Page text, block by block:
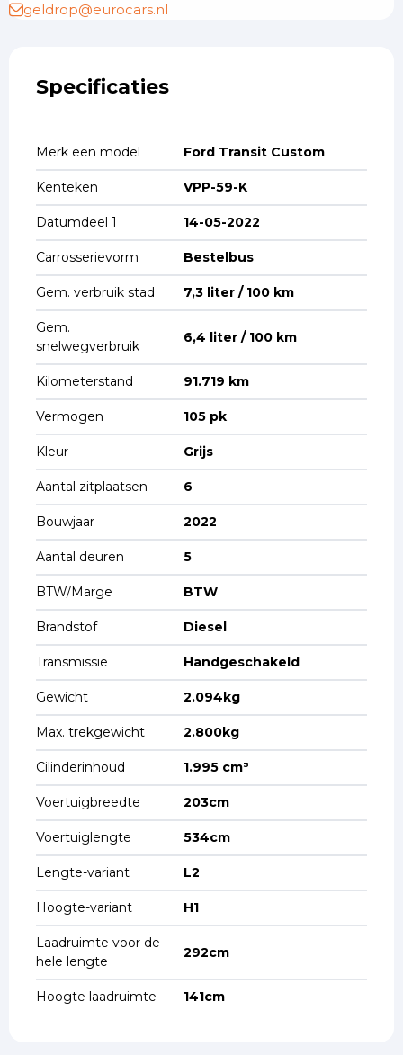
geldrop@eurocars.nl
Specificaties
Merk een model Ford Transit Custom
Kenteken VPP-59-K
Datumdeel 1 14-05-2022
Carrosserievorm Bestelbus
Gem. verbruik stad 7,3 liter / 100 km
Gem.
snelwegverbruik
6,4 liter / 100 km
Kilometerstand 91.719 km
Vermogen 105 pk
Kleur Grijs
Aantal zitplaatsen 6
Bouwjaar 2022
Aantal deuren 5
BTW/Marge BTW
Brandstof Diesel
Transmissie Handgeschakeld
Gewicht 2.094kg
Max. trekgewicht 2.800kg
Cilinderinhoud 1.995 cm³
Voertuigbreedte 203cm
Voertuiglengte 534cm
Lengte-variant L2
Hoogte-variant H1
Laadruimte voor de
hele lengte
292cm
Hoogte laadruimte 141cm